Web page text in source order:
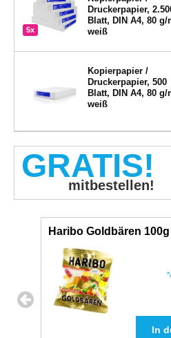
5x
Druckerpapier,
Blatt, DIN A4, 80 g/
weiß
Kopierpapier /
Druckerpapier, 500
Blatt, DIN A4, 80 g/
weiß
GRATIS!
mitbestellen!
Haribo Goldbären 100g